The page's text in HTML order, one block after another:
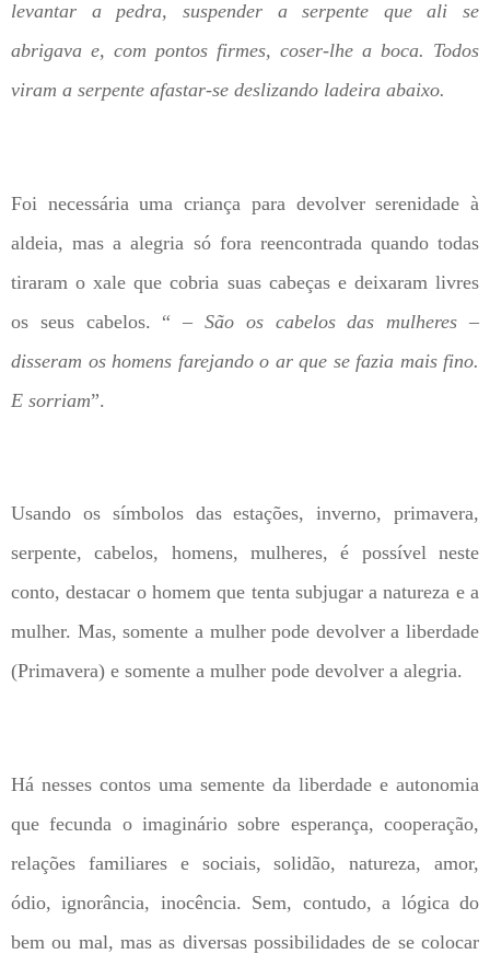
levantar a pedra, suspender a serpente que ali se
abrigava e, com pontos firmes, coser-lhe a boca. Todos
viram a serpente afastar-se deslizando ladeira abaixo.
Foi necessária uma criança para devolver serenidade à
aldeia, mas a alegria só fora reencontrada quando todas
tiraram o xale que cobria suas cabeças e deixaram livres
os seus cabelos. “– São os cabelos das mulheres –
disseram os homens farejando o ar que se fazia mais fino.
E sorriam”.
Usando os símbolos das estações, inverno, primavera,
serpente, cabelos, homens, mulheres, é possível neste
conto, destacar o homem que tenta subjugar a natureza e a
mulher. Mas, somente a mulher pode devolver a liberdade
(Primavera) e somente a mulher pode devolver a alegria.
Há nesses contos uma semente da liberdade e autonomia
que fecunda o imaginário sobre esperança, cooperação,
relações familiares e sociais, solidão, natureza, amor,
ódio, ignorância, inocência. Sem, contudo, a lógica do
bem ou mal, mas as diversas possibilidades de se colocar